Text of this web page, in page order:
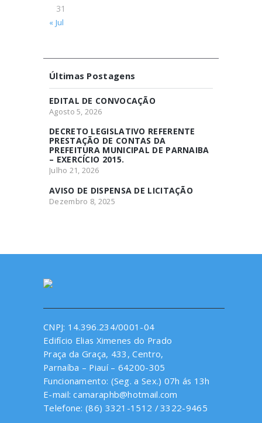
31
« Jul
Últimas Postagens
EDITAL DE CONVOCAÇÃO
Agosto 5, 2026
DECRETO LEGISLATIVO REFERENTE
PRESTAÇÃO DE CONTAS DA
PREFEITURA MUNICIPAL DE PARNAIBA
– EXERCÍCIO 2015.
Julho 21, 2026
AVISO DE DISPENSA DE LICITAÇÃO
Dezembro 8, 2025
CNPJ: 14.396.234/0001-04
Edifício Elias Ximenes do Prado
Praça da Graça, 433, Centro,
Parnaíba – Piauí – 64200-305
Funcionamento: (Seg. a Sex.) 07h ás 13h
E-mail: camaraphb@hotmail.com
Telefone: (86) 3321-1512 / 3322-9465